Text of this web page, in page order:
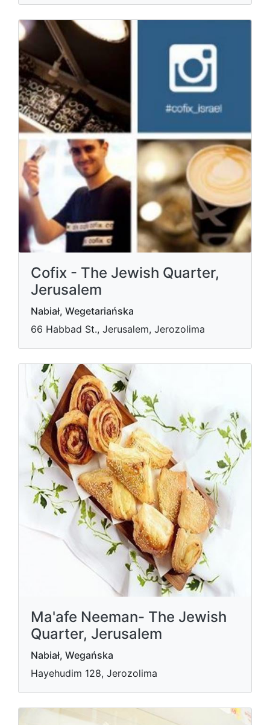
Cofix - The Jewish Quarter,
Jerusalem
Nabiał, Wegetariańska
66 Habbad St., Jerusalem, Jerozolima
Ma'afe Neeman- The Jewish
Quarter, Jerusalem
Nabiał, Wegańska
Hayehudim 128, Jerozolima